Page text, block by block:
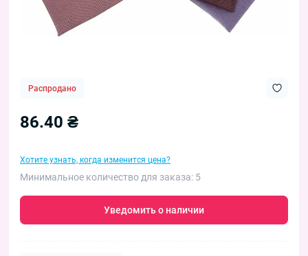
Распродано
86.40 ₴
Хотите узнать, когда изменится цена?
Минимальное количество для заказа: 5
Уведомить о наличии